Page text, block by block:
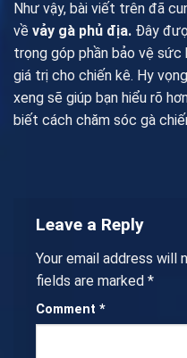
Như vậy, bài viết trên đã
về vảy gà phủ địa. Đây
trọng góp phần bảo vệ
giá trị cho chiến kê. Hy
xeng sẽ giúp bạn hiểu rõ
biết cách chăm sóc gà
Leave a Reply
Your email address will
fields are marked *
Comment *